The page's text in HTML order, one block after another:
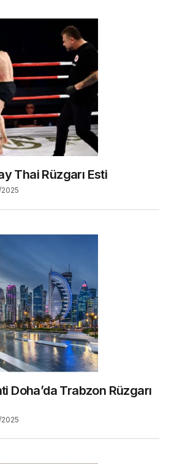
Thai Rüzgarı Esti
Doha’da Trabzon Rüzgarı